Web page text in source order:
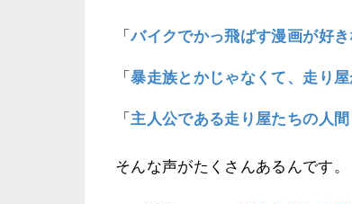
「バイクでかっ飛ばす漫画が好
「暴走族とかじゃなくて、走り
「 主人公である走り屋たちの人
そんな声がたくさんあるんです。